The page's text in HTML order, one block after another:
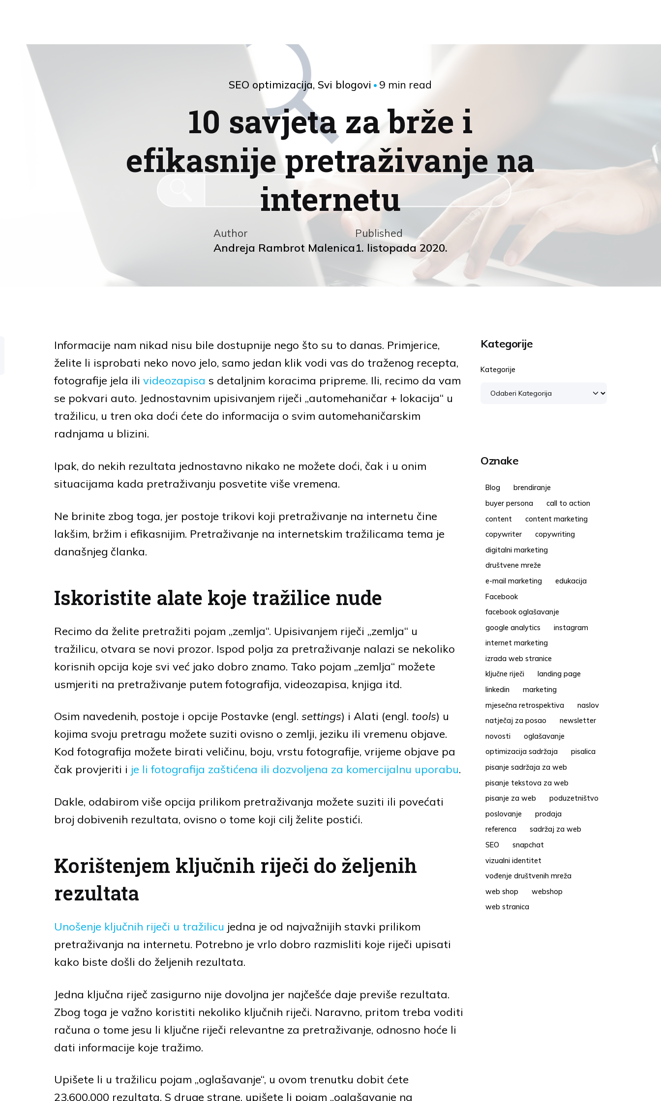
SEO optimizacija Svi blogovi 9 min read
10 savjeta za brže i
efikasnije pretraživanje na
internetu
Author
Andreja Rambrot Malenica
Published
1. listopada 2020.
Informacije nam nikad nisu bile dostupnije nego što su to danas. Primjerice,
želite li isprobati neko novo jelo, samo jedan klik vodi vas do traženog recepta,
fotografije jela ilivideozapisa s detaljnim koracima pripreme. Ili, recimo da vam
se pokvari auto. Jednostavnim upisivanjem riječi „automehaničar + lokacija“ u
tražilicu, u tren oka doći ćete do informacija o svim automehaničarskim
radnjama u blizini.
Ipak, do nekih rezultata jednostavno nikako ne možete doći, čak i u onim
situacijama kada pretraživanju posvetite više vremena.
Ne brinite zbog toga, jer postoje trikovi koji pretraživanje na internetu čine
lakšim, bržim i efikasnijim. Pretraživanje na internetskim tražilicama tema je
današnjeg članka.
Iskoristite alate koje tražilice nude
Recimo da želite pretražiti pojam „zemlja“. Upisivanjem riječi „zemlja“ u
tražilicu, otvara se novi prozor. Ispod polja za pretraživanje nalazi se nekoliko
korisnih opcija koje svi već jako dobro znamo. Tako pojam „zemlja“ možete
usmjeriti na pretraživanje putem fotografija, videozapisa, knjiga itd.
Osim navedenih, postoje i opcije Postavke (engl.settings) i Alati (engl. tools) u
kojima svoju pretragu možete suziti ovisno o zemlji, jeziku ili vremenu objave.
Kod fotografija možete birati veličinu, boju, vrstu fotografije, vrijeme objave pa
čak provjeriti i je li fotografija zaštićena ili dozvoljena za komercijalnu uporabu.
Dakle, odabirom više opcija prilikom pretraživanja možete suziti ili povećati
broj dobivenih rezultata, ovisno o tome koji cilj želite postići.
Korištenjem ključnih riječi do željenih
rezultata
Unošenje ključnih riječi u tražilicu jedna je od najvažnijih stavki prilikom
pretraživanja na internetu. Potrebno je vrlo dobro razmisliti koje riječi upisati
kako biste došli do željenih rezultata.
Jedna ključna riječ zasigurno nije dovoljna jer najčešće daje previše rezultata.
Zbog toga je važno koristiti nekoliko ključnih riječi. Naravno, pritom treba voditi
računa o tome jesu li ključne riječi relevantne za pretraživanje, odnosno hoće li
dati informacije koje tražimo.
Upišete li u tražilicu pojam „oglašavanje“, u ovom trenutku dobit ćete
23.600.000 rezultata. S druge strane, upišete li pojam „oglašavanje na
Kategorije
Kategorije
Oznake
Blog
brendiranje
buyer persona
call to action
content
content marketing
copywriter
copywriting
digitalni marketing
društvene mreže
e-mail marketing
edukacija
Facebook
facebook oglašavanje
google analytics
instagram
internet marketing
izrada web stranice
ključne riječi
landing page
linkedin
marketing
mjesečna retrospektiva
naslov
natječaj za posao
newsletter
novosti
oglašavanje
optimizacija sadržaja
pisalica
pisanje sadržaja za web
pisanje tekstova za web
pisanje za web
poduzetništvo
poslovanje
prodaja
referenca
sadržaj za web
SEO
snapchat
vizualni identitet
vođenje društvenih mreža
web shop
webshop
web stranica